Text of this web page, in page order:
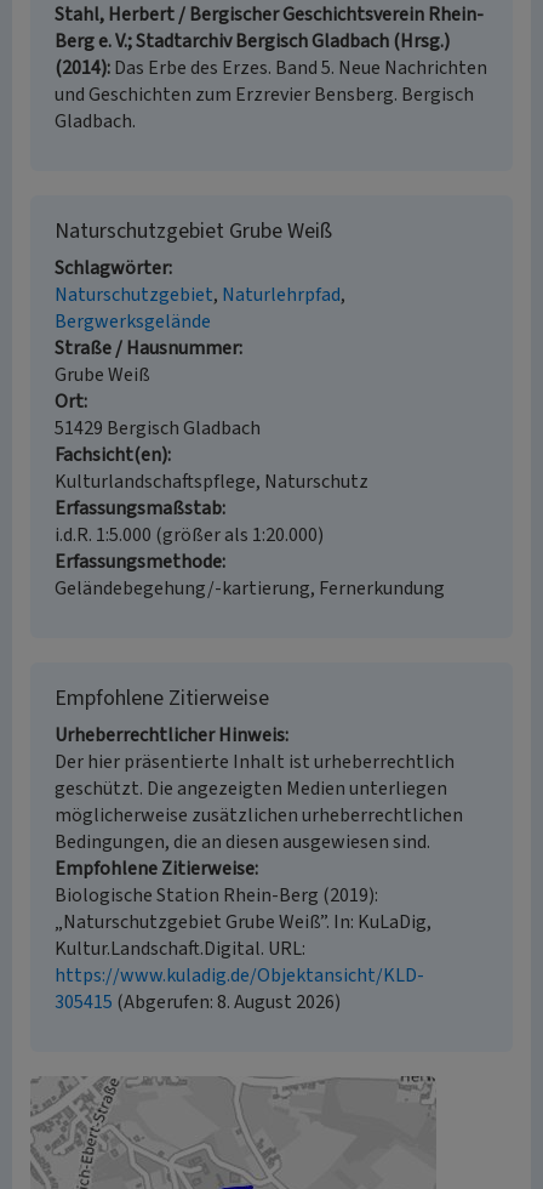
Stahl, Herbert / Bergischer Geschichtsverein Rhein-
Berg e. V.; Stadtarchiv Bergisch Gladbach (Hrsg.)
(2014) Das Erbe des Erzes. Band 5. Neue Nachrichten
und Geschichten zum Erzrevier Bensberg. Bergisch
Gladbach.
Naturschutzgebiet Grube Weiß
Schlagwörter
Naturschutzgebiet Naturlehrpfad
Bergwerksgelände
Straße / Hausnummer
Grube Weiß
Ort
51429 Bergisch Gladbach
Fachsicht(en)
Kulturlandschaftspflege, Naturschutz
Erfassungsmaßstab
i.d.R. 1:5.000 (größer als 1:20.000)
Erfassungsmethode
Geländebegehung/-kartierung, Fernerkundung
Empfohlene Zitierweise
Urheberrechtlicher Hinweis
Der hier präsentierte Inhalt ist urheberrechtlich
geschützt. Die angezeigten Medien unterliegen
möglicherweise zusätzlichen urheberrechtlichen
Bedingungen, die an diesen ausgewiesen sind.
Empfohlene Zitierweise
Biologische Station Rhein-Berg (2019):
„Naturschutzgebiet Grube Weiß”. In: KuLaDig,
Kultur.Landschaft.Digital. URL:
https://www.kuladig.de/Objektansicht/KLD-
305415 (Abgerufen: 8. August 2026)